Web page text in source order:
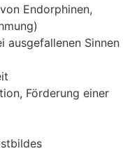
Endorphinen,
ausgefallenen Sinnen
Förderung einer